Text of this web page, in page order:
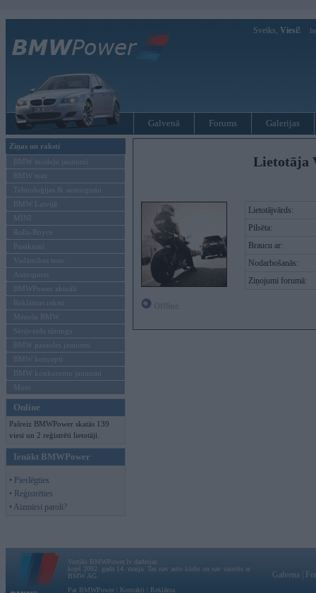
Sveiks, Viesi!
Galvenā Forums Galerijas
Ziņas un raksti
BMW modeļu jaunumi
BMW testi
Tehnoloģijas & sasniegumi
BMW Latvijā
MINI
Rolls-Royce
Pasākumi
Vadāmības tests
Autosports
BMWPower aktuāli
Reklāmas raksti
Mēneša BMW
Sērijveida tūnings
BMW pasaules jaunumi
BMW koncepti
BMW konkurentu jaunumi
Moto
Online
Pašreiz BMWPower skatās 139
viesi un 2 reģistrēti lietotāji.
Ienākt BMWPower
• Pieslēgties
• Reģistrēties
• Aizmirsi paroli?
Lietotāja
Lietotājvārds:
Pilsēta:
Braucu ar:
Nodarbošanās:
Ziņojumi forumā:
Vortāls BMWPower.lv darbojas
kopš 2002. gada 14. maija. Tas nav auto klubs un nav saistīts ar
BMW AG.
Par BMWPower
Kontakti Reklāma
Galvena